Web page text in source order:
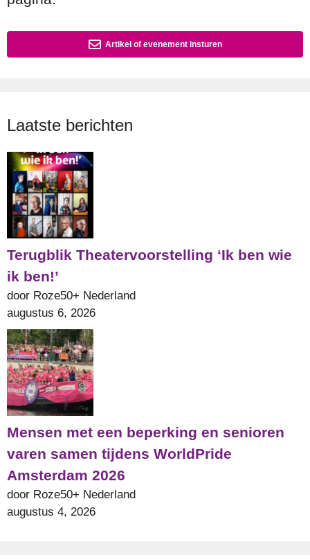
Artikel of evenement insturen
Laatste berichten
Terugblik Theatervoorstelling ‘Ik ben wie
ik ben!’
door Roze50+ Nederland
augustus 6, 2026
Mensen met een beperking en senioren
varen samen tijdens WorldPride
Amsterdam 2026
door Roze50+ Nederland
augustus 4, 2026